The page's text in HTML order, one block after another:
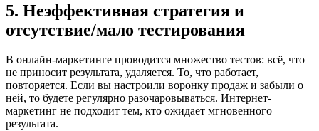
5. Неэффективная стратегия и
отсутствие/мало тестирования
В онлайн-маркетинге проводится множество тестов: всё, что
не приносит результата, удаляется. То, что работает,
повторяется. Если вы настроили воронку продаж и забыли о
ней, то будете регулярно разочаровываться. Интернет-
маркетинг не подходит тем, кто ожидает мгновенного
результата.